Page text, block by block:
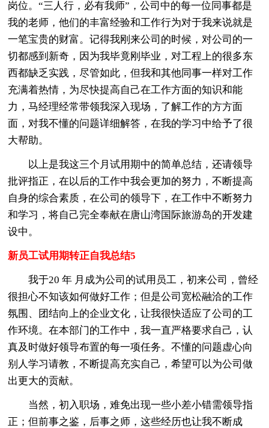
岗位。“三人行，必有我师”，公司中的每一位同事都是
我的老师，他们的丰富经验和工作行为对于我来说就是
一笔宝贵的财富。记得我刚来公司的时候，对公司的一
切都感到新奇，因为我毕竟刚毕业，对工程上的很多东
西都缺乏实践，尽管如此，但我和其他同事一样对工作
充满着热情，为尽快提高自己在工作方面的知识和能
力，马经理经常带领我深入现场，了解工作的方方面
面，对我不懂的问题详细解答，在我的学习中给予了很
大帮助。
以上是我这三个月试用期中的简单总结，还请领导
批评指正，在以后的工作中我会更加的努力，不断提高
自身的综合素质，在公司的领导下，在工作中不断努力
和学习，将自己完全奉献在唐山湾国际旅游岛的开发建
设中。
新员工试用期转正自我总结5
我于20 年 月成为公司的试用员工，初来公司，曾经
很担心不知该如何做好工作；但是公司宽松融洽的工作
氛围、团结向上的企业文化，让我很快适应了公司的工
作环境。在本部门的工作中，我一直严格要求自己，认
真及时做好领导布置的每一项任务。不懂的问题虚心向
别人学习请教，不断提高充实自己，希望可以为公司做
出更大的贡献。
当然，初入职场，难免出现一些小差小错需领导指
正；但前事之鉴，后事之师，这些经历也让我不断成